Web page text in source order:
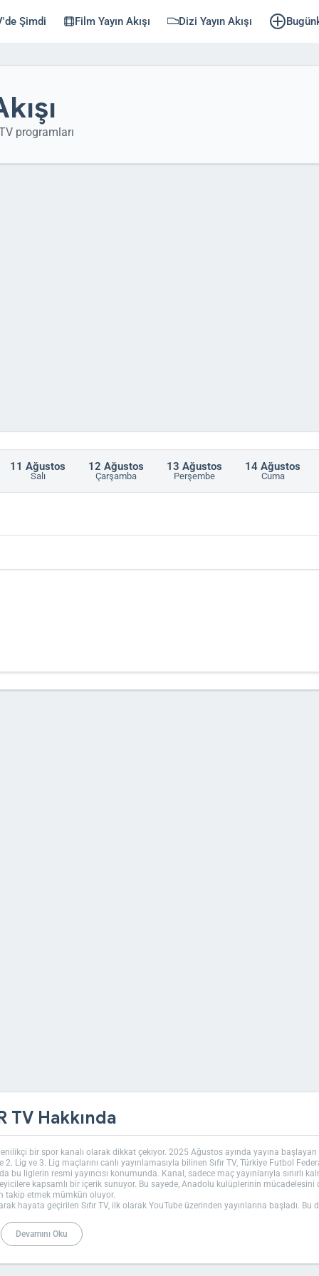
Şimdi Film Yayın Akışı Dizi Yayın Akışı
programları
11 Ağustos
Salı
12 Ağustos
Çarşamba
13 Ağustos
Perşembe
14 Ağustos
Cuma
TV Hakkında
bir spor kanalı olarak dikkat çekiyor. 2025 Ağustos ayında yayına başlayan
Lig ve 3. Lig maçlarını canlı yayınlamasıyla bilinen Sıfır TV, Türkiye Futbol
liglerin resmi yayıncısı konumunda. Kanal, sadece maç yayınlarıyla sınırlı
kapsamlı bir içerik sunuyor. Bu sayede, Anadolu kulüplerinin mücadelesini
takip etmek mümkün oluyor.
hayata geçirilen Sıfır TV, ilk olarak YouTube üzerinden yayınlarına başladı. Bu
frekansıyla yayın yapıyor. Bu bilgilerle uydu alıcınızı ayarlayarak kanalı kolayca
Bu platformlar, kanalın Türk TV izleyicilerine ulaşmasını sağlıyor ve
erişilebilir kılıyor.
Devamını Oku